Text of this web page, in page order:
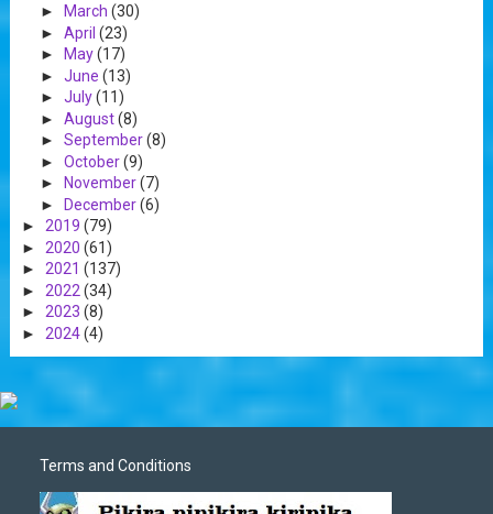
►
March (30)
► April (23)
►
May(17)
► June (13)
► July(11)
► August(8)
► September(8)
► October(9)
►
November(7)
► December(6)
► 2019 (79)
► 2020 (61)
► 2021 (137)
► 2022 (34)
► 2023 (8)
► 2024(4)
Terms and Conditions